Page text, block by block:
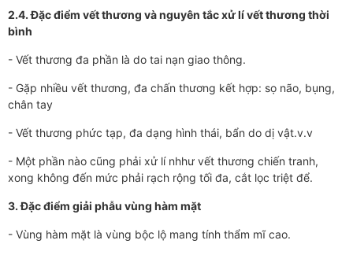
2.4. Đặc điểm vết thương và nguyên tắc xử lí vết thương thời
bình
- Vết thương đa phần là do tai nạn giao thông.
- Gặp nhiều vết thương, đa chấn thương kết hợp: sọ não, bụng,
chân tay
- Vết thương phức tạp, đa dạng hình thái, bẩn do dị vật.v.v
- Một phần nào cũng phải xử lí nhhư vết thương chiến tranh,
xong không đến mức phải rạch rộng tối đa, cắt lọc triệt để.
3. Đặc điểm giải phẫu vùng hàm mặt
- Vùng hàm mặt là vùng bộc lộ mang tính thẩm mĩ cao.